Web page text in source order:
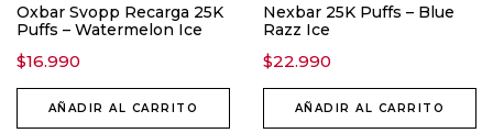
Oxbar Svopp Recarga 25K
Puffs – Watermelon Ice
$16.990
AÑADIR AL CARRITO
Nexbar 25K Puffs – Blue
Razz Ice
$22.990
AÑADIR AL CARRITO